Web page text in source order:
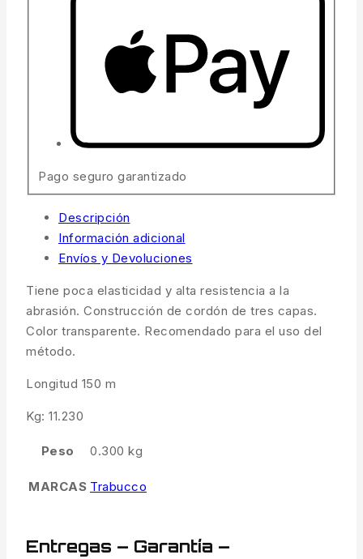
Pago seguro garantizado
Descripción
Información adicional
Envíos y Devoluciones
Tiene poca elasticidad y alta resistencia a la
abrasión. Construcción de cordón de tres capas.
Color transparente. Recomendado para el uso del
método.
Longitud 150 m
Kg: 11.230
Peso 0.300 kg
MARCAS Trabucco
Entregas – Garantía –